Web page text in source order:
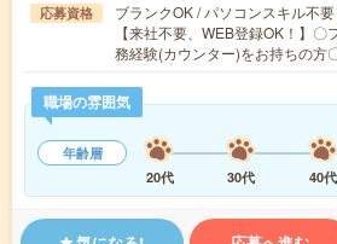
応募資格
ブランクOK / パソコンスキル不
【来社不要、WEB登録OK！】
務経験(カウンター)をお持ちの方
職場の雰囲気
年齢層
20代
30代 40代